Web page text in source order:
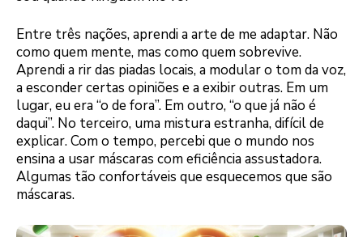
Entre três nações, aprendi a arte de me adaptar. Não
como quem mente, mas como quem sobrevive.
Aprendi a rir das piadas locais, a modular o tom da voz,
a esconder certas opiniões e a exibir outras. Em um
lugar, eu era “o de fora”. Em outro, “o que já não é
daqui”. No terceiro, uma mistura estranha, difícil de
explicar. Com o tempo, percebi que o mundo nos
ensina a usar máscaras com eficiência assustadora.
Algumas tão confortáveis que esquecemos que são
máscaras.